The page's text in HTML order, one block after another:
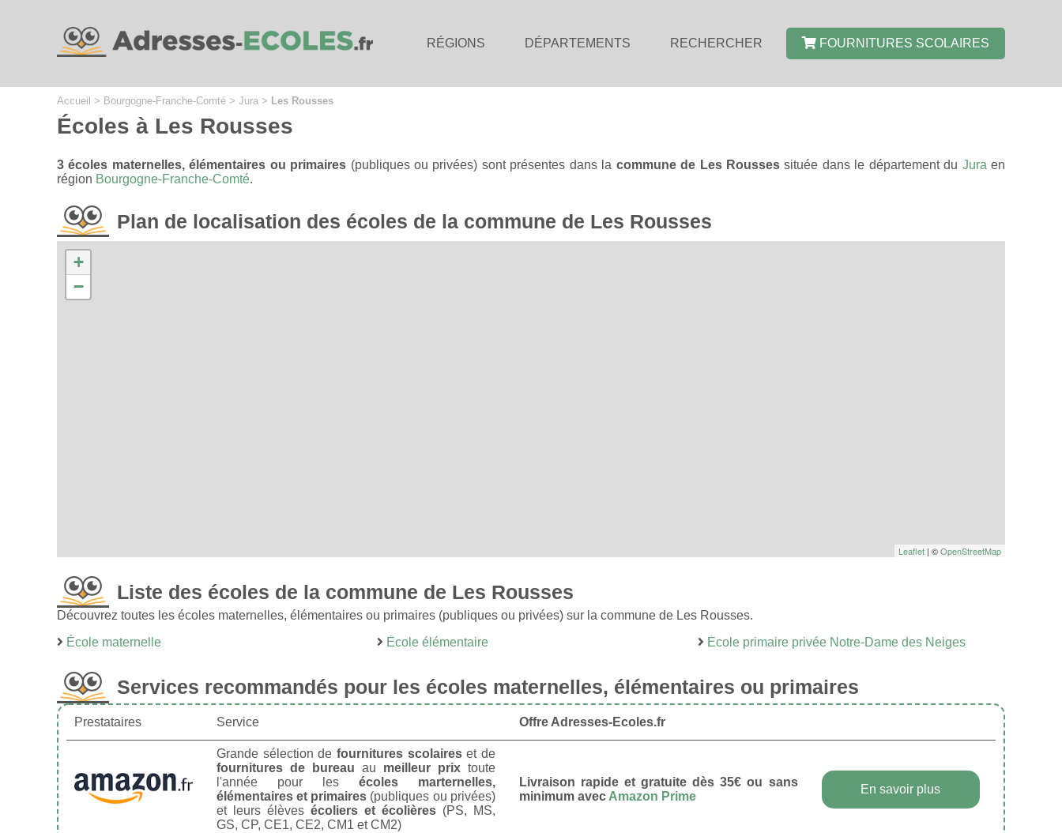
RÉGIONS DÉPARTEMENTS RECHERCHER FOURNITURES SCOLAIRES
Accueil > Bourgogne-Franche-Comté > Jura > Les Rousses
Écoles à Les Rousses
3 écoles maternelles, élémentaires ou primaires (publiques ou privées) sont présentes dans la commune de Les Roussessituée dans le département du Jura en
région Bourgogne-Franche-Comté.
Plan de localisation des écoles de la commune de Les Rousses
+
−
Leaflet | ©OpenStreetMap
Liste des écoles de la commune de Les Rousses
Découvrez toutes les écoles maternelles, élémentaires ou primaires (publiques ou privées) sur la commune de Les Rousses.
École maternelle
École élémentaire École primaire privée Notre-Dame des Neiges
Services recommandés pour les écoles maternelles, élémentaires ou primaires
Prestataires Service Offre Adresses-Ecoles.fr
Grande sélection de fournitures scolaireset de
fournitures de bureau au meilleur prixtoute
l'année pour les écoles marternelles,
élémentaires et primaires (publiques ou privées)
et leurs élèves écoliers et écolières(PS, MS,
GS, CP, CE1, CE2, CM1 et CM2)
Livraison rapide et gratuite dès 35€ ou sans
minimum avec Amazon Prime
En savoir plus